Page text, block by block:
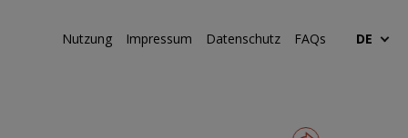
Nutzung Impressum Datenschutz FAQs DE